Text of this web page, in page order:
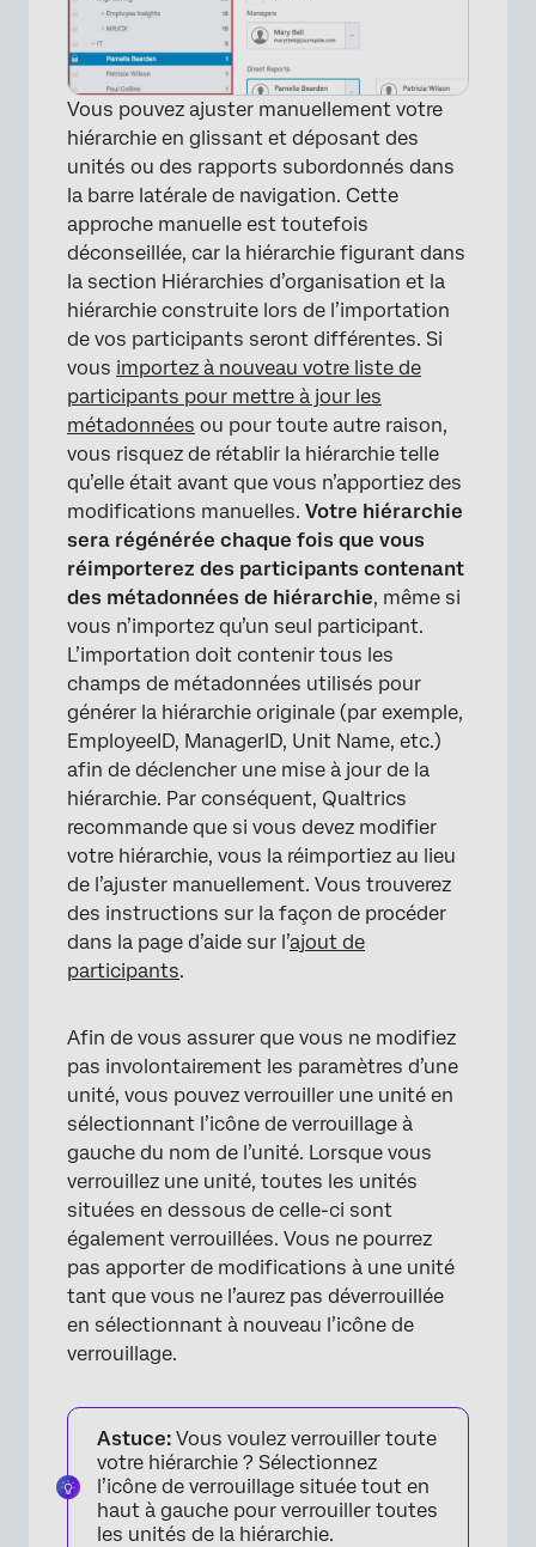
×
Vous pouvez ajuster manuellement votre
hiérarchie en glissant et déposant des
unités ou des rapports subordonnés dans
la barre latérale de navigation. Cette
approche manuelle est toutefois
déconseillée, car la hiérarchie figurant dans
la section Hiérarchies d’organisation et la
hiérarchie construite lors de l’importation
de vos participants seront différentes. Si
vous importez à nouveau votre liste de
participants pour mettre à jour les
métadonnées ou pour toute autre raison,
vous risquez de rétablir la hiérarchie telle
qu’elle était avant que vous n’apportiez des
modifications manuelles. Votre hiérarchie
sera régénérée chaque fois que vous
réimporterez des participants contenant
des métadonnées de hiérarchie, même si
vous n’importez qu’un seul participant.
L’importation doit contenir tous les
champs de métadonnées utilisés pour
générer la hiérarchie originale (par exemple,
EmployeeID, ManagerID, Unit Name, etc.)
afin de déclencher une mise à jour de la
hiérarchie. Par conséquent, Qualtrics
recommande que si vous devez modifier
votre hiérarchie, vous la réimportiez au lieu
de l’ajuster manuellement. Vous trouverez
des instructions sur la façon de procéder
dans la page d’aide sur l’ajout de
participants.
Afin de vous assurer que vous ne modifiez
pas involontairement les paramètres d’une
unité, vous pouvez verrouiller une unité en
sélectionnant l’icône de verrouillage à
gauche du nom de l’unité. Lorsque vous
verrouillez une unité, toutes les unités
situées en dessous de celle-ci sont
également verrouillées. Vous ne pourrez
pas apporter de modifications à une unité
tant que vous ne l’aurez pas déverrouillée
en sélectionnant à nouveau l’icône de
verrouillage.
Astuce: Vous voulez verrouiller toute
votre hiérarchie ? Sélectionnez
l’icône de verrouillage située tout en
haut à gauche pour verrouiller toutes
les unités de la hiérarchie.